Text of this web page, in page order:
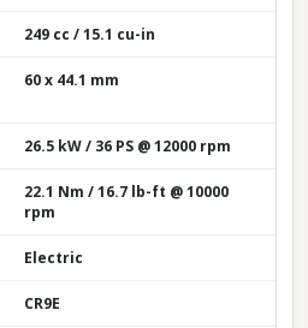
249 cc / 15.1 cu-in
60 x 44.1 mm
26.5 kW / 36 PS @ 12000 rpm
22.1 Nm / 16.7 lb-ft @ 10000
rpm
Electric
CR9E